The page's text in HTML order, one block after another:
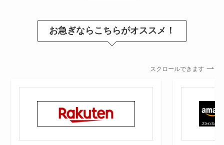
お急ぎならこちらがオススメ！
スクロールできます